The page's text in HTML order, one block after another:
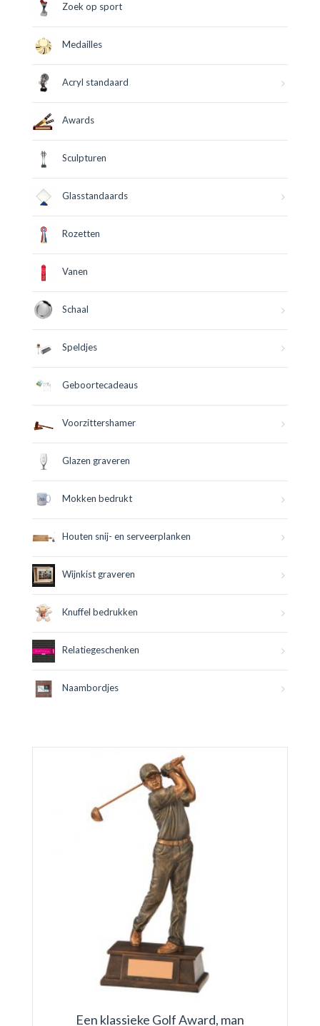
Zoek op sport
Medailles
Acryl standaard
Awards
Sculpturen
Glasstandaards
Rozetten
Vanen
Schaal
Speldjes
Geboortecadeaus
Voorzittershamer
Glazen graveren
Mokken bedrukt
Houten snij- en serveerplanken
Wijnkist graveren
Knuffel bedrukken
Relatiegeschenken
Naambordjes
Een klassieke Golf Award, man